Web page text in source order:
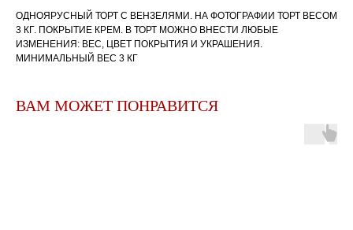
ОДНОЯРУСНЫЙ ТОРТ С ВЕНЗЕЛЯМИ. НА ФОТОГРАФИИ ТОРТ ВЕСОМ
3 КГ. ПОКРЫТИЕ КРЕМ. В ТОРТ МОЖНО ВНЕСТИ ЛЮБЫЕ
ИЗМЕНЕНИЯ: ВЕС, ЦВЕТ ПОКРЫТИЯ И УКРАШЕНИЯ.
МИНИМАЛЬНЫЙ ВЕС 3 КГ
ВАМ МОЖЕТ ПОНРАВИТСЯ